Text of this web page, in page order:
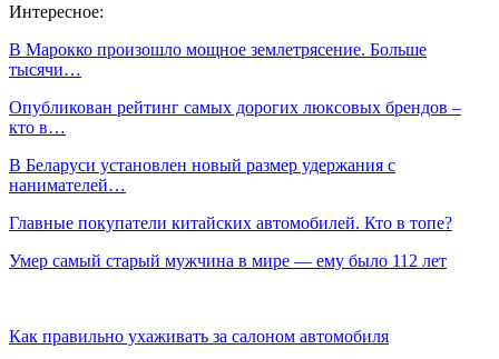
Интересное:
В Марокко произошло мощное землетрясение. Больше
тысячи…
Опубликован рейтинг самых дорогих люксовых брендов –
кто в…
В Беларуси установлен новый размер удержания с
нанимателей…
Главные покупатели китайских автомобилей. Кто в топе?
Умер самый старый мужчина в мире — ему было 112 лет
Как правильно ухаживать за салоном автомобиля